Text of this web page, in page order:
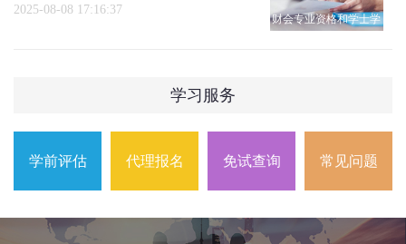
财会专业资格和学士学
2025-08-08 17:16:37
学习服务
学前评估 代理报名 免试查询 常见问题